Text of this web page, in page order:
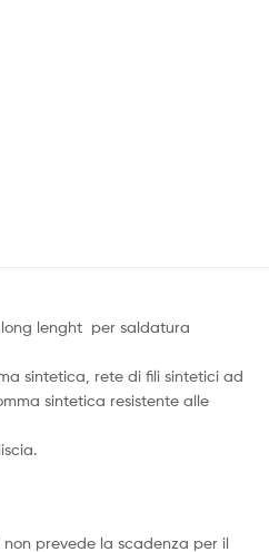
lenght per saldatura
sintetica, rete di fili sintetici ad
sintetica resistente alle
non prevede la scadenza per il